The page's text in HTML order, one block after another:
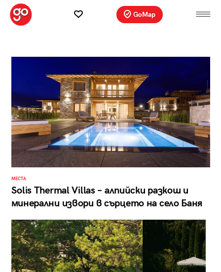
GoMap
МЕСТА
Solis Thermal Villas – алпийски разкош и
минерални извори в сърцето на село Баня